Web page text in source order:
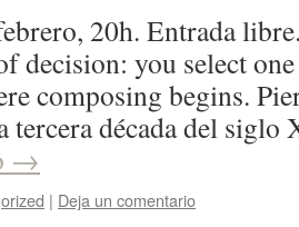
20h. Entrada
decision: you select
composing begins.
tercera década del
→
| Deja un comentario